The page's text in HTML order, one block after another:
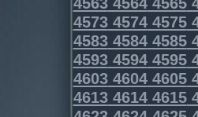
457345744575
458345844585
459345944595
460346044605
461346144615